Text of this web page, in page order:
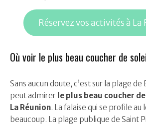
Réservez vos activités à La
Où voir le plus beau coucher de
Sans aucun doute, c’est sur la plage de
peut admirer le plus beau coucher
La Réunion. La falaise qui se profile au
beaucoup. La plage publique de Saint